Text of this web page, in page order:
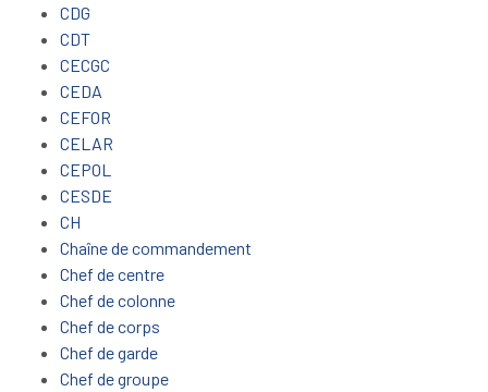
CDG
CDT
CECGC
CEDA
CEFOR
CELAR
CEPOL
CESDE
CH
Chaîne de commandement
Chef de centre
Chef de colonne
Chef de corps
Chef de garde
Chef de groupe